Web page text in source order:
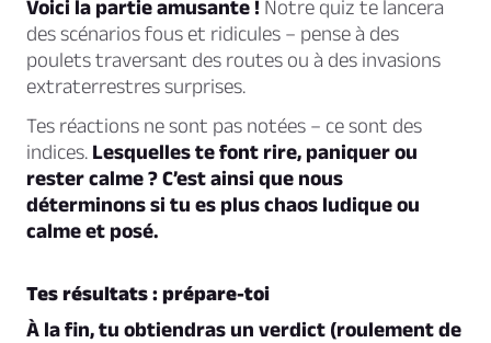
Voici la partie amusante ! Notre quiz te lancera
des scénarios fous et ridicules – pense à des
poulets traversant des routes ou à des invasions
extraterrestres surprises.
Tes réactions ne sont pas notées – ce sont des
indices. Lesquelles te font rire, paniquer ou
rester calme ? C’est ainsi que nous
déterminons si tu es plus chaos ludique ou
calme et posé.
Tes résultats : prépare-toi
À la fin, tu obtiendras un verdict (roulement de